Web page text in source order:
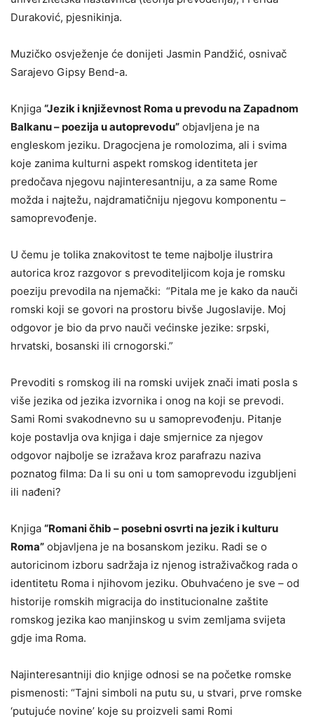
Duraković, pjesnikinja.
Muzičko osvježenje će donijeti Jasmin Pandžić, osnivač
Sarajevo Gipsy Bend-a.
Knjiga “Jezik i književnost Roma u prevodu na Zapadnom
Balkanu – poezija u autoprevodu” objavljena je na
engleskom jeziku. Dragocjena je romolozima, ali i svima
koje zanima kulturni aspekt romskog identiteta jer
predočava njegovu najinteresantniju, a za same Rome
možda i najtežu, najdramatičniju njegovu komponentu –
samoprevođenje.
U čemu je tolika znakovitost te teme najbolje ilustrira
autorica kroz razgovor s prevoditeljicom koja je romsku
poeziju prevodila na njemački: “Pitala me je kako da nauči
romski koji se govori na prostoru bivše Jugoslavije. Moj
odgovor je bio da prvo nauči većinske jezike: srpski,
hrvatski, bosanski ili crnogorski.”
Prevoditi s romskog ili na romski uvijek znači imati posla s
više jezika od jezika izvornika i onog na koji se prevodi.
Sami Romi svakodnevno su u samoprevođenju. Pitanje
koje postavlja ova knjiga i daje smjernice za njegov
odgovor najbolje se izražava kroz parafrazu naziva
poznatog filma: Da li su oni u tom samoprevodu izgubljeni
ili nađeni?
Knjiga “Romani čhib – posebni osvrti na jezik i kulturu
Roma” objavljena je na bosanskom jeziku. Radi se o
autoricinom izboru sadržaja iz njenog istraživačkog rada o
identitetu Roma i njihovom jeziku. Obuhvaćeno je sve – od
historije romskih migracija do institucionalne zaštite
romskog jezika kao manjinskog u svim zemljama svijeta
gdje ima Roma.
Najinteresantniji dio knjige odnosi se na početke romske
pismenosti: “Tajni simboli na putu su, u stvari, prve romske
‘putujuće novine’ koje su proizveli sami Romi